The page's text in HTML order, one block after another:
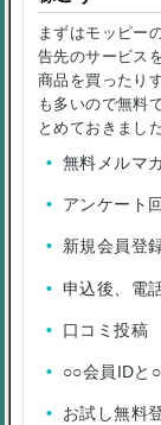
まずはモッピー
告先のサービス
商品を買ったり
も多いので無料
とめておきました
無料メルマ
アンケート
新規会員登
申込後、電
口コミ投稿
○○会員IDと
お試し無料